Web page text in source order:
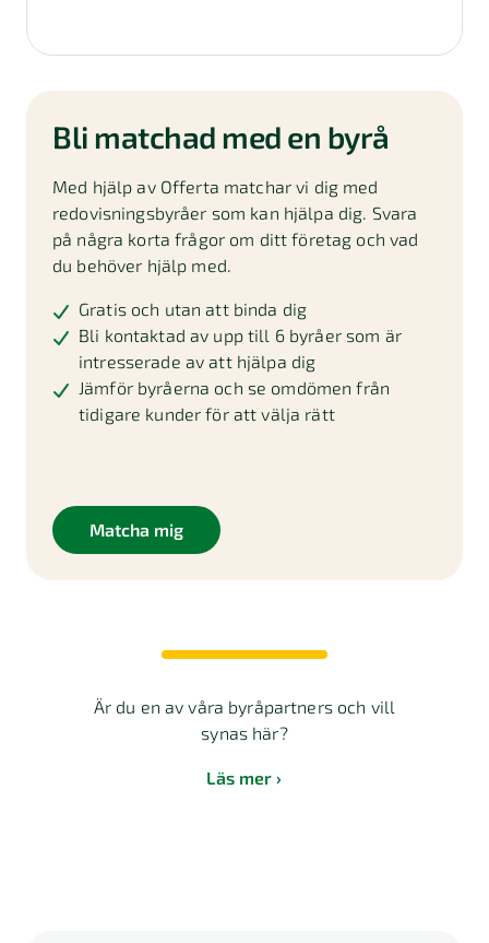
Bli matchad med en byrå
Med hjälp av Offerta matchar vi dig med
redovisningsbyråer som kan hjälpa dig. Svara
på några korta frågor om ditt företag och vad
du behöver hjälp med.
Gratis och utan att binda dig
Bli kontaktad av upp till 6 byråer som är
intresserade av att hjälpa dig
Jämför byråerna och se omdömen från
tidigare kunder för att välja rätt
Matcha mig
Är du en av våra byråpartners och vill
synas här?
Läs mer